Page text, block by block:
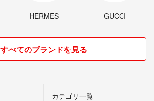
HERMES GUCCI
すべてのブランドを見る
カテゴリ一覧